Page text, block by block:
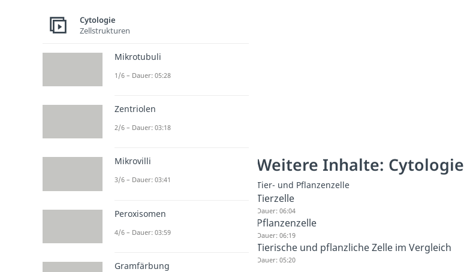
Weitere Inhalte: Cytologie
Tier- und Pflanzenzelle
Tierzelle
Dauer: 06:04
Pflanzenzelle
Dauer: 06:19
Tierische und pflanzliche Zelle im Vergleich
Dauer: 05:20
Cytologie
Zellstrukturen
Mikrotubuli
1/6 – Dauer: 05:28
Zentriolen
2/6 – Dauer: 03:18
Mikrovilli
3/6 – Dauer: 03:41
Peroxisomen
4/6 – Dauer: 03:59
Gramfärbung